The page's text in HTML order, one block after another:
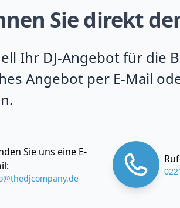
Sie direkt
Ihr DJ-Angebot für die
Angebot per E-Mail
Sie uns eine E-